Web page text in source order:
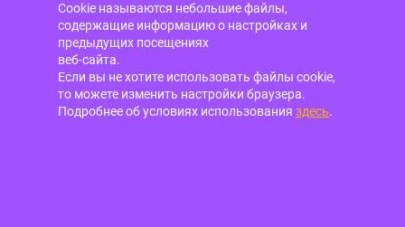
Cookie называются небольшие файлы,
содержащие информацию о настройках и
предыдущих посещениях
веб-сайта.
Если вы не хотите использовать файлы cookie,
то можете изменить настройки браузера.
Подробнее об условиях использования здесь.